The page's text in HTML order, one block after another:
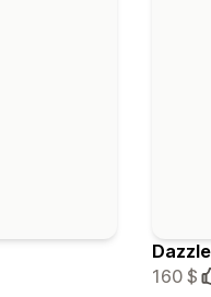
Dazzle
160 $